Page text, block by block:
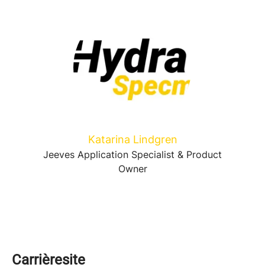
Katarina Lindgren
Jeeves Application Specialist & Product
Owner
Carrièresite